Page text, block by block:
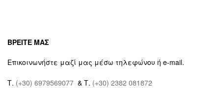
ΒΡΕΙΤΕ ΜΑΣ
Επικοινωνήστε μαζί μας μέσω τηλεφώνου ή e-mail.
Τ. (+30) 6979569077 & Τ. (+30) 2382 081872